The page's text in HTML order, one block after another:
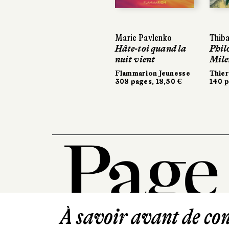
Thibault Bérard
Philomène et
Milena
Thierry Magnier
140 pages, 13,90 €
56
Thibault Bérard
Philomène et
Milena
Thierry Magnier
140 pages, 13,90 €
56
À savoir avant de